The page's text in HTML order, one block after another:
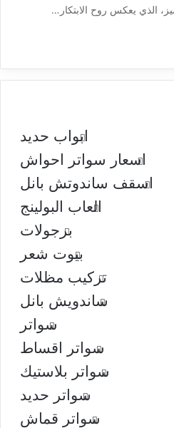
الذي يعكس روح الابتكار…
ابواب حديد
اسعار سواتر احواش
اسقف ساندوتش بانل
العاب البولينج
برجولات
بيوت شعر
تركيب مظلات
ساندويش بانل
سواتر
سواتر اقساط
سواتر بلاستيك
سواتر حديد
سواتر قماش